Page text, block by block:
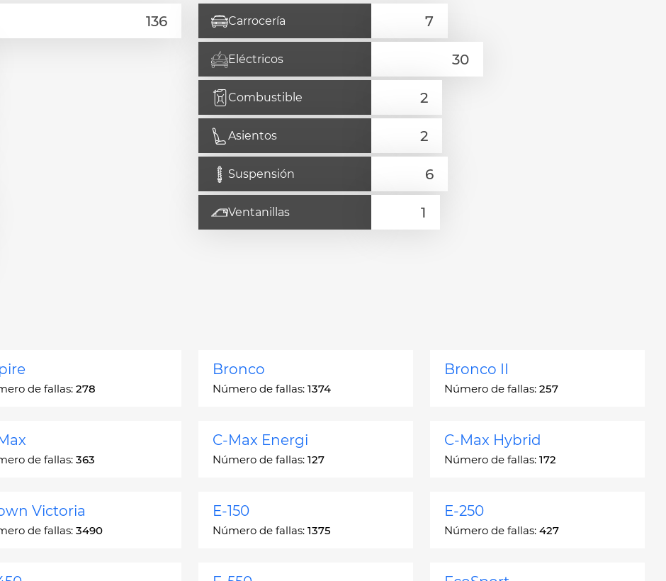
Carrocería
Eléctricos
Combustible
Asientos
Suspensión
Ventanillas
de fallas: 278
Bronco
Número de fallas: 1374
Bronco II
Número de fallas: 257
de fallas: 363
C-Max Energi
Número de fallas: 127
C-Max Hybrid
Número de fallas: 172
Victoria
de fallas: 3490
E-150
Número de fallas: 1375
E-250
Número de fallas: 427